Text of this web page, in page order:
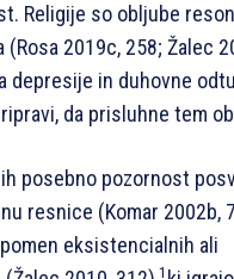
Religije so obljube
(Rosa 2019c, 258; Žalec
depresije in duhovne
da prisluhne tem
posebno pozornost
resnice (Komar 2002b,
eksistencialnih ali
1